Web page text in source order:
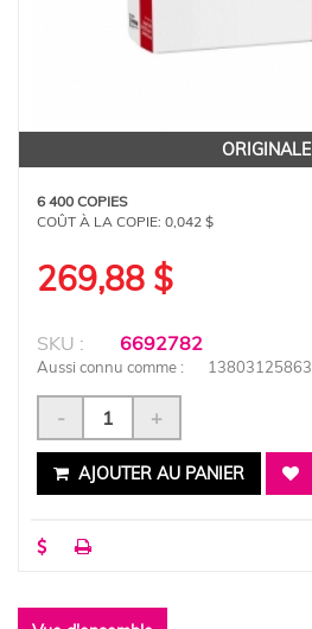
ORIGINALE
6 400 COPIES
COÛT À LA COPIE: 0,042 $
269,88 $
SKU : 6692782
Aussi connu comme : 13803125863
- +
AJOUTER AU PANIER